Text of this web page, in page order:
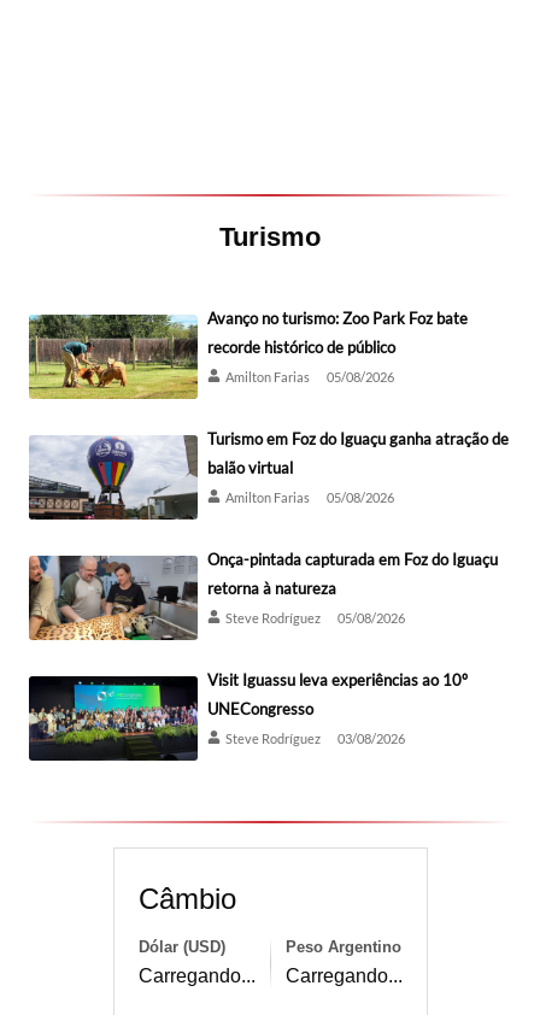
Turismo
Avanço no turismo: Zoo Park Foz bate
recorde histórico de público
Amilton Farias 05/08/2026
Turismo em Foz do Iguaçu ganha atração de
balão virtual
Amilton Farias 05/08/2026
Onça-pintada capturada em Foz do Iguaçu
retorna à natureza
Steve Rodríguez 05/08/2026
Visit Iguassu leva experiências ao 10º
UNECongresso
Steve Rodríguez 03/08/2026
Câmbio
Dólar (USD)
Carregando...
Peso Argentino
Carregando...